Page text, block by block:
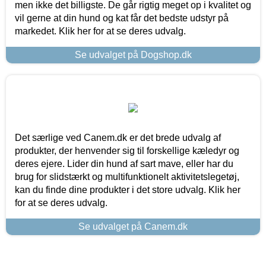
men ikke det billigste. De går rigtig meget op i kvalitet og
vil gerne at din hund og kat får det bedste udstyr på
markedet. Klik her for at se deres udvalg.
Se udvalget på Dogshop.dk
Det særlige ved Canem.dk er det brede udvalg af
produkter, der henvender sig til forskellige kæledyr og
deres ejere. Lider din hund af sart mave, eller har du
brug for slidstærkt og multifunktionelt aktivitetslegetøj,
kan du finde dine produkter i det store udvalg. Klik her
for at se deres udvalg.
Se udvalget på Canem.dk